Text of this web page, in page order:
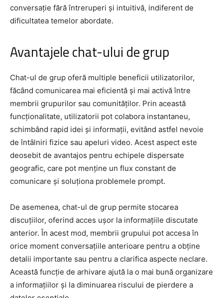
conversație fără întreruperi și intuitivă, indiferent de
dificultatea temelor abordate.
Avantajele chat-ului de grup
Chat-ul de grup oferă multiple beneficii utilizatorilor,
făcând comunicarea mai eficientă și mai activă între
membrii grupurilor sau comunităților. Prin această
funcționalitate, utilizatorii pot colabora instantaneu,
schimbând rapid idei și informații, evitând astfel nevoie
de întâlniri fizice sau apeluri video. Acest aspect este
deosebit de avantajos pentru echipele dispersate
geografic, care pot menține un flux constant de
comunicare și soluționa problemele prompt.
De asemenea, chat-ul de grup permite stocarea
discuțiilor, oferind acces ușor la informațiile discutate
anterior. În acest mod, membrii grupului pot accesa în
orice moment conversațiile anterioare pentru a obține
detalii importante sau pentru a clarifica aspecte neclare.
Această funcție de arhivare ajută la o mai bună organizare
a informațiilor și la diminuarea riscului de pierdere a